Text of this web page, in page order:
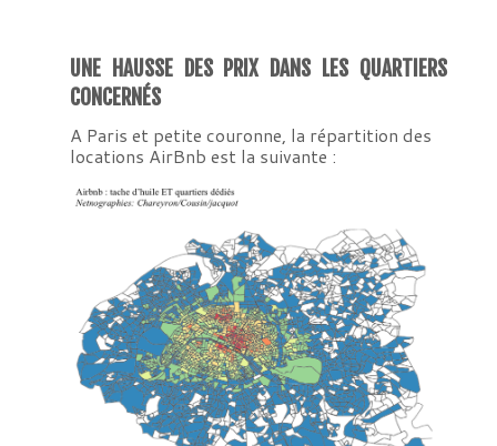
UNE HAUSSE DES PRIX DANS LES QUARTIERS
CONCERNÉS
A Paris et petite couronne, la répartition des
locations AirBnb est la suivante :